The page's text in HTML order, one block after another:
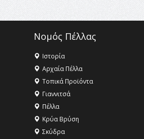
Νομός Πέλλας
Ιστορία
Αρχαία Πέλλα
Τοπικά Προϊόντα
Γιαννιτσά
Πέλλα
Κρύα Βρύση
Σκύδρα